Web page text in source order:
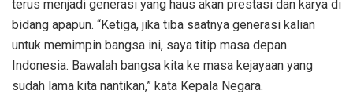
terus menjadi generasi yang haus akan prestasi dan karya di
bidang apapun. “Ketiga, jika tiba saatnya generasi kalian
untuk memimpin bangsa ini, saya titip masa depan
Indonesia. Bawalah bangsa kita ke masa kejayaan yang
sudah lama kita nantikan,” kata Kepala Negara.